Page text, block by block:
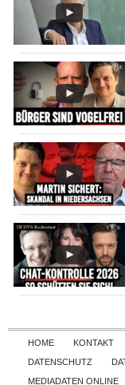
HOME KONTAKT
DATENSCHUTZ
MEDIADATEN ONLINE